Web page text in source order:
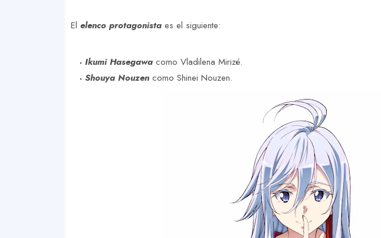
El elenco protagonistaes el siguiente:
Ikumi Hasegawacomo Vladilena Mirizé.
Shouya Nouzencomo Shinei Nouzen.